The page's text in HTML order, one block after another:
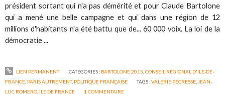
président sortant qui n'a pas démérité et pour Claude Bartolone
qui a mené une belle campagne et qui dans une région de 12
millions d'habitants n'a été battu que de... 60 000 voix. La loi de la
démocratie ...
LIEN PERMANENT CATÉGORIES : BARTOLONE 2015 CONSEIL RÉGIONAL D'ILE-DE-
FRANCE PARIS AUTREMENT, POLITIQUE FRANÇAISE TAGS :VALÉRIE PÉCRESSE JEAN-
LUC ROMERO ILE DE FRANCE 1 COMMENTAIRE